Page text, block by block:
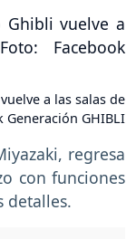
a las salas de
Generación GHIBLI
regresa
con funciones
detalles.